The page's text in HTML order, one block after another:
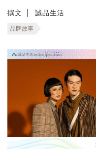
撰文 誠品生活
品牌故事